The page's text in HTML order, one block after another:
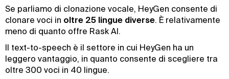
Se parliamo di clonazione vocale, HeyGen consente di
clonare voci in oltre 25 lingue diverse. È relativamente
meno di quanto offre Rask AI.
Il text-to-speech è il settore in cui HeyGen ha un
leggero vantaggio, in quanto consente di scegliere tra
oltre 300 voci in 40 lingue.